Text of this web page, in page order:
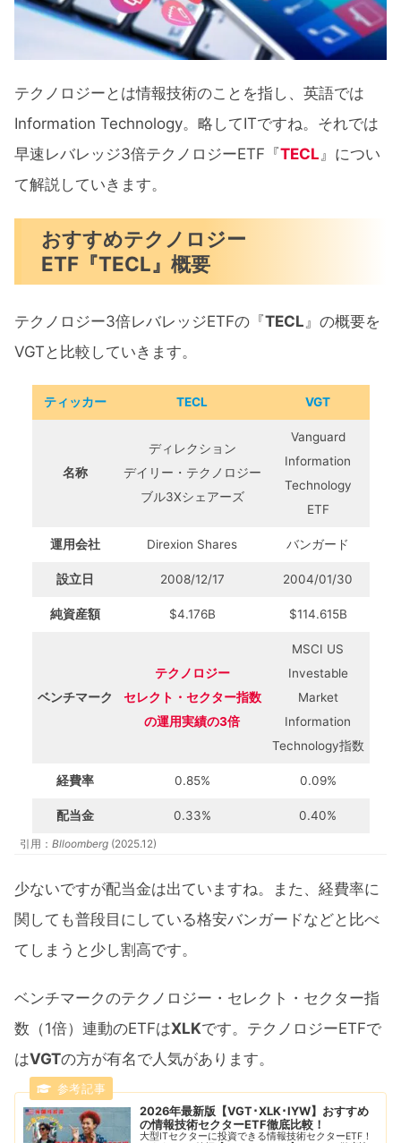
テクノロジーとは情報技術のことを指し、英語では
Information Technology。略してITですね。それでは
早速レバレッジ3倍テクノロジーETF『TECL』につい
て解説していきます。
おすすめテクノロジー
ETF『TECL』概要
テクノロジー3倍レバレッジETFの『TECL 』の概要を
VGTと比較していきます。
ティッカー TECL VGT
名称
ディレクション
デイリー・テクノロジー
ブル3Xシェアーズ
Vanguard
Information
Technology
ETF
運用会社 Direxion Shares バンガード
設立日 2008/12/17 2004/01/30
純資産額 $4.176B $114.615B
ベンチマーク
テクノロジー
セレクト・セクター指数
の運用実績の3倍
MSCI US
Investable
Market
Information
Technology指数
経費率 0.85% 0.09%
配当金 0.33% 0.40%
引用： Blloomberg (2025.12)
少ないですが配当金は出ていますね。また、経費率に
関しても普段目にしている格安バンガードなどと比べ
てしまうと少し割高です。
ベンチマークのテクノロジー・セレクト・セクター指
数（1倍）連動のETFはXLKです。テクノロジーETFで
はVGTの方が有名で人気があります。
2026年最新版【VGT･XLK･IYW】おすすめ
の情報技術セクターETF徹底比較！
大型ITセクターに投資できる情報技術セクターETF！